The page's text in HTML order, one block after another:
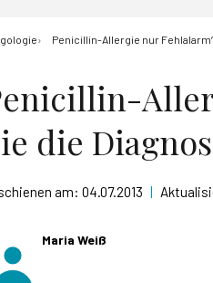
Penicillin-Allergie nur
die
am: 04.07.2013 |
Maria Weiß